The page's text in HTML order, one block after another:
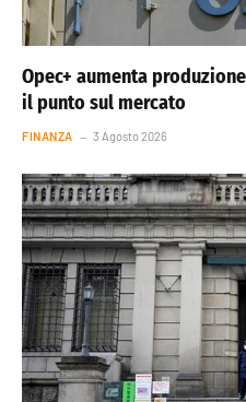
Opec+ aumenta
il punto sul mercato
FINANZA 3 Agosto 2026